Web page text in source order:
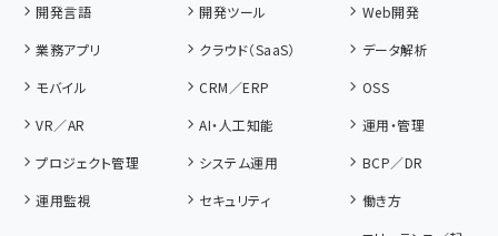
開発言語
開発ツール
Web開発
業務アプリ
クラウド（SaaS）
データ解析
モバイル
CRM／ERP
OSS
VR／AR
AI・人工知能
運用・管理
プロジェクト管理
システム運用
BCP／DR
運用監視
セキュリティ 働き方